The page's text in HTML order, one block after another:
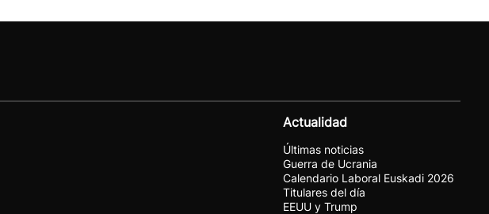
Actualidad
Últimas noticias
Guerra de Ucrania
Calendario Laboral Euskadi 2026
Titulares del día
EEUU y Trump